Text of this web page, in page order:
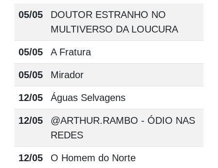
05/05
DOUTOR ESTRANHO NO
MULTIVERSO DA LOUCURA
05/05 A Fratura
05/05 Mirador
12/05 Águas Selvagens
12/05
@ARTHUR.RAMBO - ÓDIO NAS
REDES
12/05 O Homem do Norte